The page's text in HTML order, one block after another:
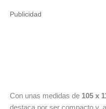
Publicidad
Con unas medidas de 105 x